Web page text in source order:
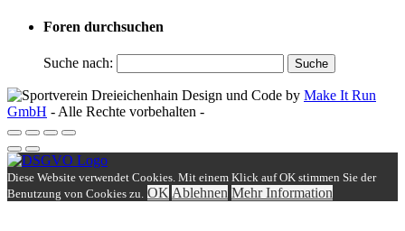
Foren durchsuchen
Suche nach:
Design und Code by Make It Run
GmbH - Alle Rechte vorbehalten -
Diese Website verwendet Cookies. Mit einem Klick auf OK stimmen Sie der
Benutzung von Cookies zu. OK Ablehnen Mehr Information